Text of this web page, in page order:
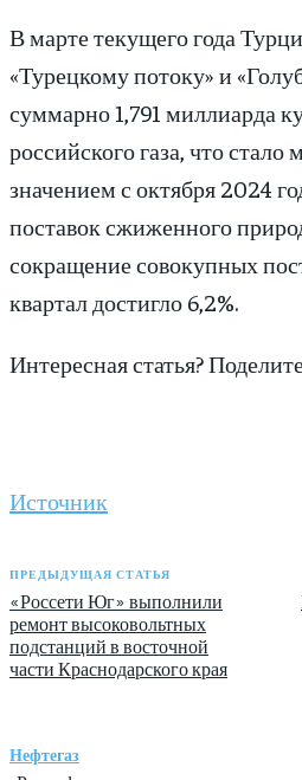
В марте текущего года
«Турецкому потоку» и
суммарно 1,791 миллиарда
российского газа, что
значением с октября 2024
поставок сжиженного
сокращение совокупных
квартал достигло 6,2%.
Интересная статья?
Источник
ПРЕДЫДУЩАЯ СТАТЬЯ
«Россети Юг» выполнили
ремонт высоковольтных
подстанций в восточной
части Краснодарского края
Нефтегаз